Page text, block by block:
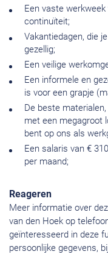
Een vaste
continuïteit;
Vakantiedagen, die
gezellig;
Een veilige
Een informele en
is voor een grapje
De beste
met een megagroot
bent op ons als
Een salaris van €
per maand;
Reageren
Meer informatie over
van den Hoek op
geïnteresseerd in deze
persoonlijke gegevens,